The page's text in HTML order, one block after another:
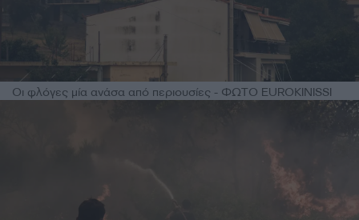
Οι φλόγες μία ανάσα από περιουσίες - ΦΩΤΟ EUROKINISSI